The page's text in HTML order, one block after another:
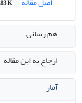
K
هم رسانی
ارجاع به این مقاله
آمار